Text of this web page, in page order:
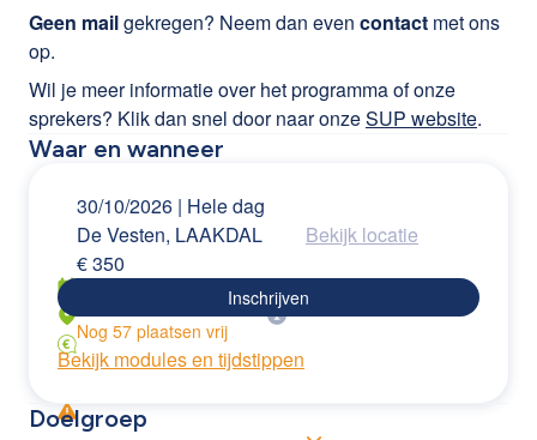
Geen mailgekregen? Neem dan even contact met ons
op.
Wil je meer informatie over het programma of onze
sprekers? Klik dan snel door naar onzeSUP website.
Waar en wanneer
30/10/2026 | Hele dag
De Vesten, LAAKDAL
Bekijk locatie
€350
Inschrijven
Nog 57 plaatsen vrij
Bekijk modules en tijdstippen
Doelgroep